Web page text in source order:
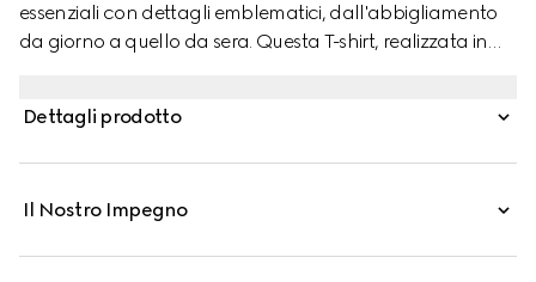
essenziali con dettagli emblematici, dall'abbigliamento
da giorno a quello da sera. Questa T-shirt, realizzata in
Dettagli prodotto
Il Nostro Impegno